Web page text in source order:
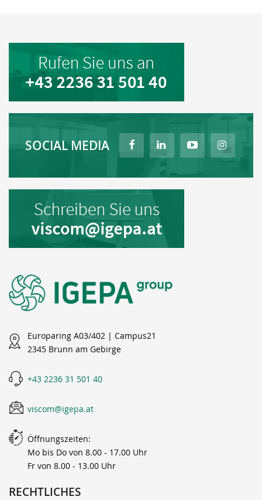
SOCIAL MEDIA
Europaring A03/402 | Campus21
2345 Brunn am Gebirge
+43 2236 31 501 40
viscom@igepa.at
Öffnungszeiten:
Mo bis Do von 8.00 - 17.00 Uhr
Fr von 8.00 - 13.00 Uhr
RECHTLICHES